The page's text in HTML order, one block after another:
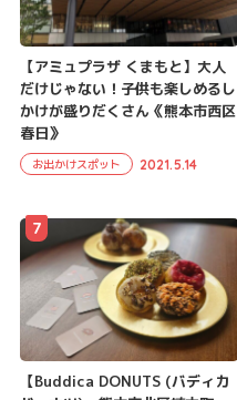
【アミュプラザ くまもと】大人
だけじゃない！子供も楽しめるし
かけが盛りだくさん《熊本市西区
春日》
お出かけスポット 2021.5.14
【Buddica DONUTS (バディカ
7